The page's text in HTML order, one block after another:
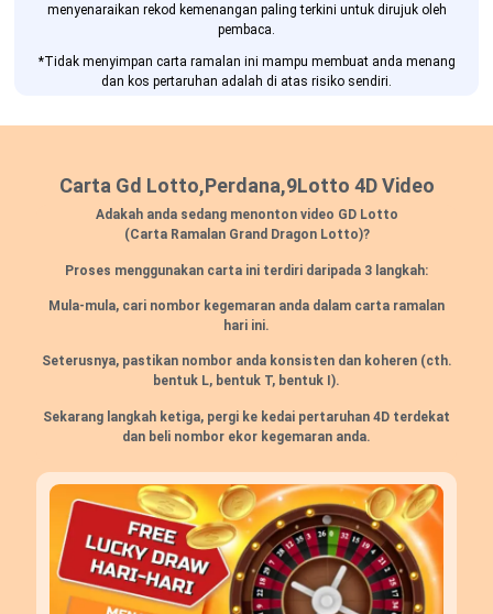
menyenaraikan rekod kemenangan paling terkini untuk dirujuk oleh
pembaca.
*Tidak menyimpan carta ramalan ini mampu membuat anda menang
dan kos pertaruhan adalah di atas risiko sendiri.
Carta Gd Lotto,Perdana,9Lotto 4D Video
Adakah anda sedang menonton video GD Lotto
(Carta Ramalan Grand Dragon Lotto)?
Proses menggunakan carta ini terdiri daripada 3 langkah:
Mula-mula, cari nombor kegemaran anda dalam carta ramalan
hari ini.
Seterusnya, pastikan nombor anda konsisten dan koheren (cth.
bentuk L, bentuk T, bentuk I).
Sekarang langkah ketiga, pergi ke kedai pertaruhan 4D terdekat
dan beli nombor ekor kegemaran anda.